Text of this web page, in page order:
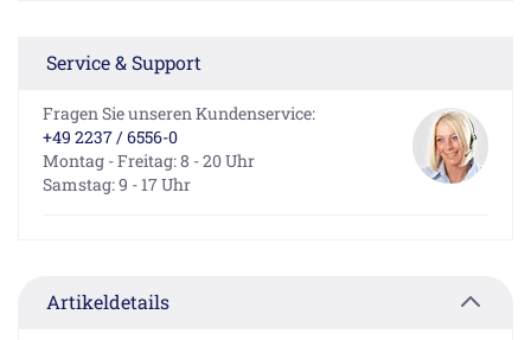
Service & Support
Fragen Sie unseren Kundenservice:
+49 2237 / 6556-0
Montag - Freitag: 8 - 20 Uhr
Samstag: 9 - 17 Uhr
Artikeldetails